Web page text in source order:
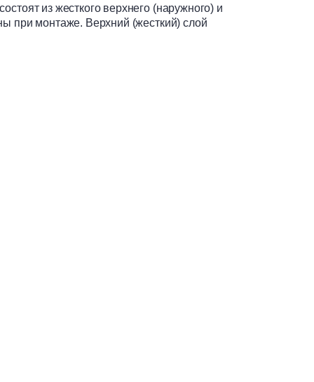
из жесткого верхнего (наружного) и
при монтаже. Верхний (жесткий) слой